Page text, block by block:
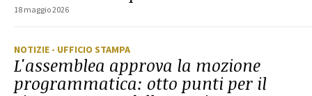
18 maggio 2026
NOTIZIE - UFFICIO STAMPA
L'assemblea approva la mozione
programmatica: otto punti per il